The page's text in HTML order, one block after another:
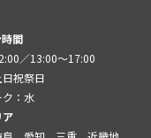
間
／13:00～17:00
祝祭日
：水
ア